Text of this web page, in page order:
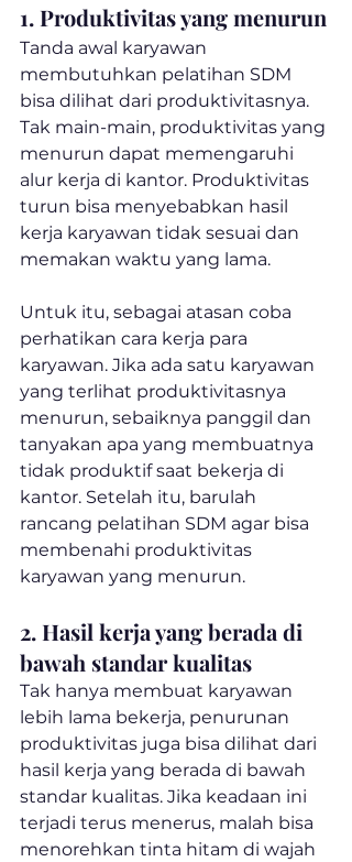
1. Produktivitas yang menurun
Tanda awal karyawan
membutuhkan pelatihan SDM
bisa dilihat dari produktivitasnya.
Tak main-main, produktivitas yang
menurun dapat memengaruhi
alur kerja di kantor. Produktivitas
turun bisa menyebabkan hasil
kerja karyawan tidak sesuai dan
memakan waktu yang lama.
Untuk itu, sebagai atasan coba
perhatikan cara kerja para
karyawan. Jika ada satu karyawan
yang terlihat produktivitasnya
menurun, sebaiknya panggil dan
tanyakan apa yang membuatnya
tidak produktif saat bekerja di
kantor. Setelah itu, barulah
rancang pelatihan SDM agar bisa
membenahi produktivitas
karyawan yang menurun.
2. Hasil kerja yang berada di
bawah standar kualitas
Tak hanya membuat karyawan
lebih lama bekerja, penurunan
produktivitas juga bisa dilihat dari
hasil kerja yang berada di bawah
standar kualitas. Jika keadaan ini
terjadi terus menerus, malah bisa
menorehkan tinta hitam di wajah